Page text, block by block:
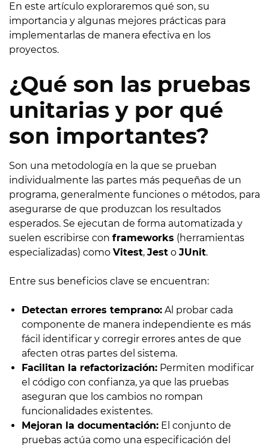
En este artículo exploraremos qué son, su
importancia y algunas mejores prácticas para
implementarlas de manera efectiva en los
proyectos.
¿Qué son las pruebas
unitarias y por qué
son importantes?
Son una metodología en la que se prueban
individualmente las partes más pequeñas de un
programa, generalmente funciones o métodos, para
asegurarse de que produzcan los resultados
esperados. Se ejecutan de forma automatizada y
suelen escribirse con frameworks (herramientas
especializadas) como Vitest, Jest o JUnit.
Entre sus beneficios clave se encuentran:
Detectan errores temprano:Al probar cada
componente de manera independiente es más
fácil identificar y corregir errores antes de que
afecten otras partes del sistema.
Facilitan la refactorización:Permiten modificar
el código con confianza, ya que las pruebas
aseguran que los cambios no rompan
funcionalidades existentes.
Mejoran la documentación:El conjunto de
pruebas actúa como una especificación del